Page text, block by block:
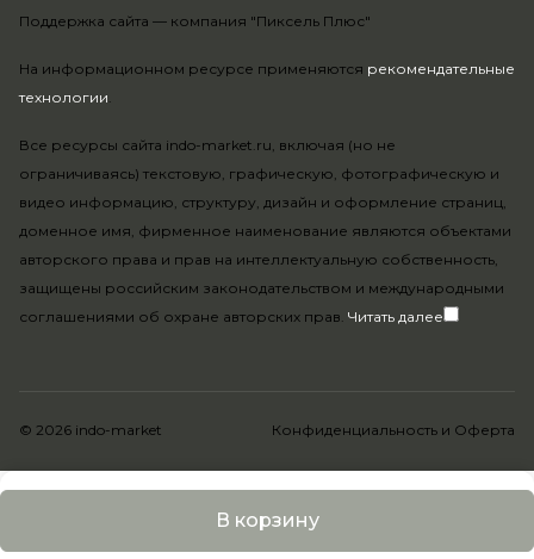
В корзину
На информационном ресурсе применяются рекомендательные
технологии.
Все ресурсы сайта indo-market.ru, включая (но не
ограничиваясь) текстовую, графическую, фотографическую и
видео информацию, структуру, дизайн и оформление страниц,
доменное имя, фирменное наименование являются объектами
авторского права и прав на интеллектуальную собственность,
защищены российским законодательством и международными
соглашениями об охране авторских прав. Читать далее
Поддержка сайта — компания "Пиксель Плюс"
© 2026 indo-market Конфиденциальность и Оферта